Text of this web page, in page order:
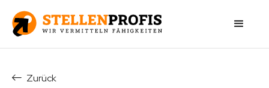
Zurück